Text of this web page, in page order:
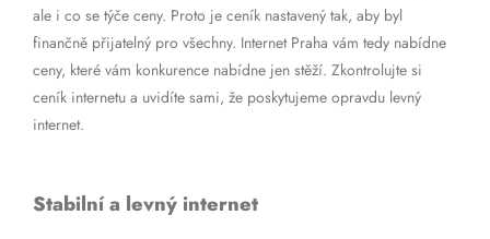
ale i co se týče ceny. Proto je ceník nastavený tak, aby byl
finančně přijatelný pro všechny. Internet Praha vám tedy nabídne
ceny, které vám konkurence nabídne jen stěží. Zkontrolujte si
ceník internetu a uvidíte sami, že poskytujeme opravdu levný
internet.
Stabilní a levný internet